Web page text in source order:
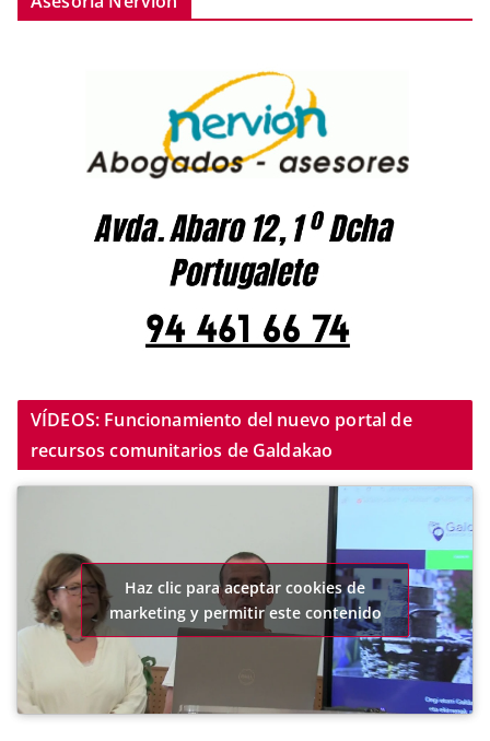
VÍDEOS: Funcionamiento del nuevo portal de
recursos comunitarios de Galdakao
Haz clic para aceptar cookies de
marketing y permitir este contenido